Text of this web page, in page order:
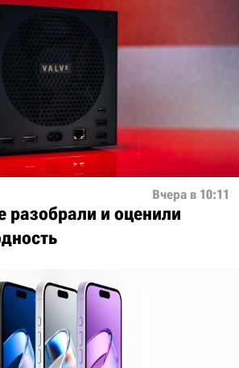
Вчера в 10:11
разобрали и оценили